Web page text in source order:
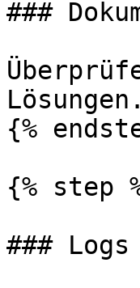
###
Lösungen.
{%
{% step
###